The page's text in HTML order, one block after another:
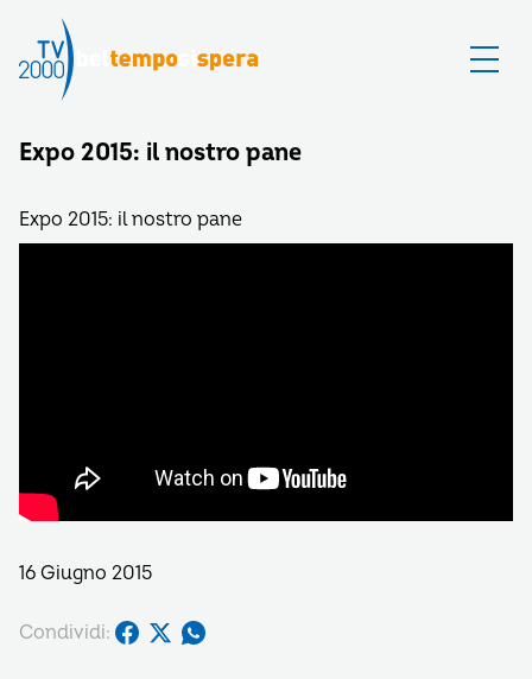
Expo 2015: il nostro pane
Expo 2015: il nostro pane
16 Giugno 2015
Condividi: